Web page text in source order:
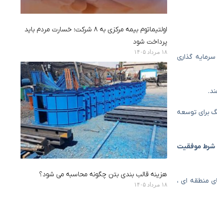
گذاری
برای توسعه
شرط موفقیت
منطقه ای ،
اولتیماتوم بیمه مرکزی به ۸ شرکت؛ خسارت مردم باید
پرداخت شود
۱۸ مرداد ۱۴۰۵
هزینه قالب بندی بتن چگونه محاسبه می شود؟
۱۸ مرداد ۱۴۰۵